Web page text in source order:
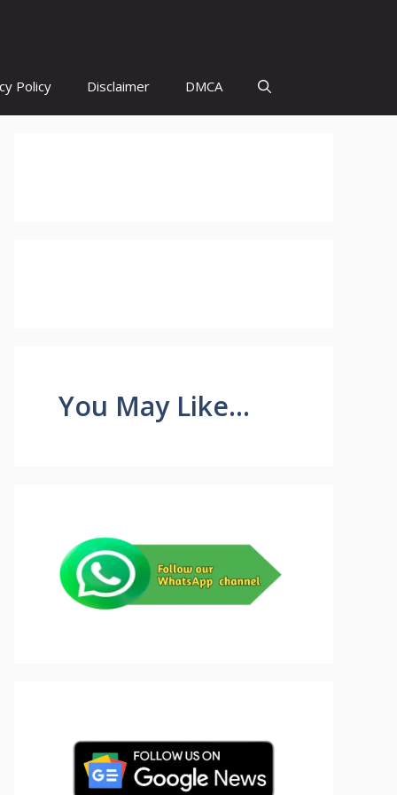
Policy Disclaimer DMCA
You May Like...